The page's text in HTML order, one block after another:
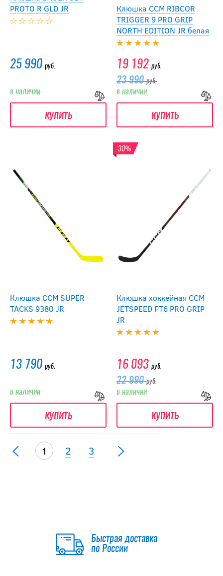
PROTO R GLD JR
25 990 руб.
в наличии
купить
Клюшка CCM RIBCOR
TRIGGER 9 PRO GRIP
NORTH EDITION JR белая
19 192 руб.
23 990руб.
в наличии
купить
Клюшка CCM SUPER
TACKS 9380 JR
13 790 руб.
в наличии
купить
-30%
Клюшка хоккейная CCM
JETSPEED FT6 PRO GRIP
JR
16 093 руб.
22 990руб.
в наличии
купить
1 2 3
Быстрая доставка
по России